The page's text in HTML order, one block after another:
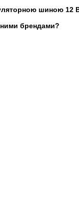
шиною 12
брендами?